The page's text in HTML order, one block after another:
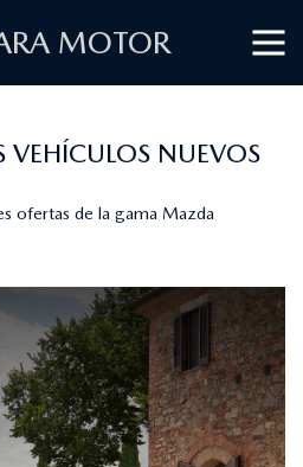
MOTOR
VEHÍCULOS NUEVOS
ofertas de la gama Mazda